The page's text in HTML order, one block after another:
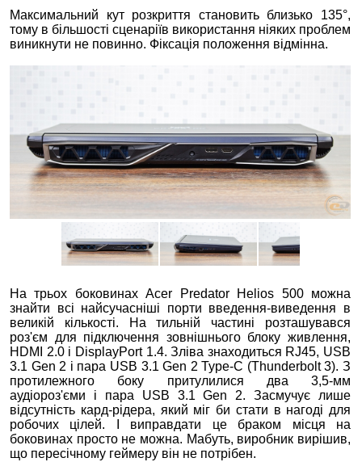
Максимальний кут розкриття становить близько 135°,
тому в більшості сценаріїв використання ніяких проблем
виникнути не повинно. Фіксація положення відмінна.
На трьох боковинах Acer Predator Helios 500 можна
знайти всі найсучасніші порти введення-виведення в
великій кількості. На тильній частині розташувався
роз'єм для підключення зовнішнього блоку живлення,
HDMI 2.0 і DisplayPort 1.4. Зліва знаходиться RJ45, USB
3.1 Gen 2 і пара USB 3.1 Gen 2 Type-C (Thunderbolt 3). З
протилежного боку притулилися два 3,5-мм
аудіороз'єми і пара USB 3.1 Gen 2. Засмучує лише
відсутність кард-рідера, який міг би стати в нагоді для
робочих цілей. І виправдати це браком місця на
боковинах просто не можна. Мабуть, виробник вирішив,
що пересічному геймеру він не потрібен.